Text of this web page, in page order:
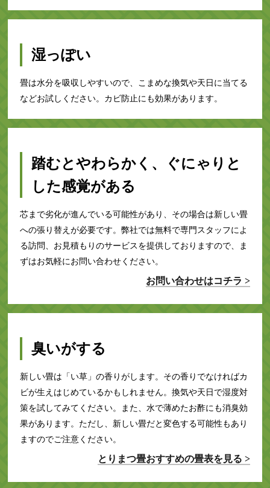
湿っぽい
畳は水分を吸収しやすいので、こまめな換気や天日に当てる
などお試しください。カビ防止にも効果があります。
踏むとやわらかく、ぐにゃりと
した感覚がある
芯まで劣化が進んでいる可能性があり、その場合は新しい畳
への張り替えが必要です。弊社では無料で専門スタッフによ
る訪問、お見積もりのサービスを提供しておりますので、ま
ずはお気軽にお問い合わせください。
お問い合わせはコチラ >
臭いがする
新しい畳は「い草」の香りがします。その香りでなければカ
ビが生えはじめているかもしれません。換気や天日で湿度対
策を試してみてください。また、水で薄めたお酢にも消臭効
果があります。ただし、新しい畳だと変色する可能性もあり
ますのでご注意ください。
とりまつ畳おすすめの畳表を見る >